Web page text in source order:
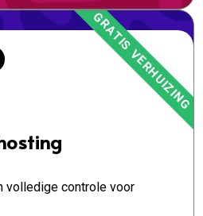
volledige controle voor